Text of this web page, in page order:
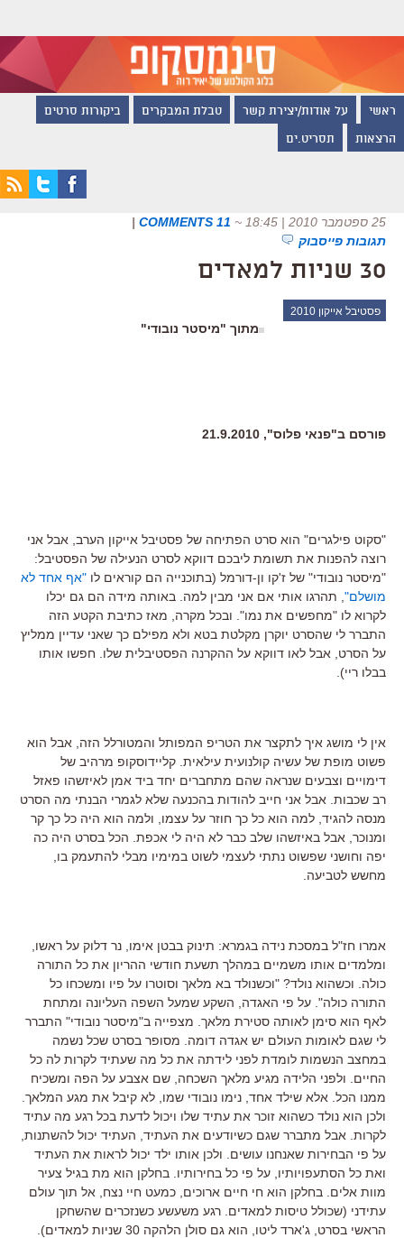
ראשי על אודות/יצירת קשר טבלת המבקרים ביקורות סרטים
הרצאות תסריט.ים
25 ספטמבר 2010 | 18:45 ~
11 COMMENTS
|
תגובות פייסבוק
30 שניות למאדים
פסטיבל אייקון 2010
מתוך "מיסטר נובודי"
פורסם ב"פנאי פלוס", 21.9.2010
"סקוט פילגרים" הוא סרט הפתיחה של פסטיבל אייקון הערב, אבל אני
רוצה להפנות את תשומת ליבכם דווקא לסרט הנעילה של הפסטיבל:
"מיסטר נובודי" של ז'קו ון-דורמל (בתוכנייה הם קוראים לו "אף אחד לא
מושלם" , תהרגו אותי אם אני מבין למה. באותה מידה הם גם יכלו
לקרוא לו "מחפשים את נמו". ובכל מקרה, מאז כתיבת הקטע הזה
התברר לי שהסרט יוקרן מקלטת בטא ולא מפילם כך שאני עדיין ממליץ
על הסרט, אבל לאו דווקא על ההקרנה הפסטיבלית שלו. חפשו אותו
בבלו ריי).
אין לי מושג איך לתקצר את הטריפ המפותל והמטורלל הזה, אבל הוא
פשוט מופת של עשיה קולנועית עילאית. קליידוסקופ מרהיב של
דימויים וצבעים שנראה שהם מתחברים יחד ביד אמן לאיזשהו פאזל
רב שכבות. אבל אני חייב להודות בהכנעה שלא לגמרי הבנתי מה הסרט
מנסה להגיד, למה הוא כל כך חוזר על עצמו, ולמה הוא היה כל כך קר
ומנוכר, אבל באיזשהו שלב כבר לא היה לי אכפת. הכל בסרט היה כה
יפה וחושני שפשוט נתתי לעצמי לשוט במימיו מבלי להתעמק בו,
מחשש לטביעה.
אמרו חז"ל במסכת נידה בגמרא: תינוק בבטן אימו, נר דלוק על ראשו,
ומלמדים אותו משמיים במהלך תשעת חודשי ההריון את כל התורה
כולה. וכשהוא נולד? "וכשנולד בא מלאך וסוטרו על פיו ומשכחו כל
התורה כולה". על פי האגדה, השקע שמעל השפה העליונה ומתחת
לאף הוא סימן לאותה סטירת מלאך. מצפייה ב"מיסטר נובודי" התברר
לי שגם לאומות העולם יש אגדה דומה. מסופר בסרט שכל נשמה
במחצב הנשמות לומדת לפני לידתה את כל מה שעתיד לקרות לה כל
החיים. ולפני הלידה מגיע מלאך השכחה, שם אצבע על הפה ומשכיח
ממנו הכל. אלא שילד אחד, נימו נובודי שמו, לא קיבל את מגע המלאך.
ולכן הוא נולד כשהוא זוכר את עתיד שלו ויכול לדעת בכל רגע מה עתיד
לקרות. אבל מתברר שגם כשיודעים את העתיד, העתיד יכול להשתנות,
על פי הבחירות שאנחנו עושים. ולכן אותו ילד יכול לראות את העתיד
ואת כל הסתעפויותיו, על פי כל בחירותיו. בחלקן הוא מת בגיל צעיר
מוות אלים. בחלקן הוא חי חיים ארוכים, כמעט חיי נצח, אל תוך עולם
עתידני (שכולל טיסות למאדים. רגע משעשע כשנזכרים שהשחקן
הראשי בסרט, ג'ארד ליטו, הוא גם סולן הלהקה 30 שניות למאדים).